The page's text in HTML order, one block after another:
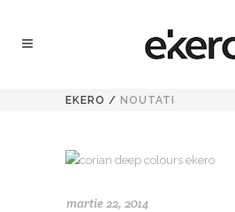
EKERO / NOUTATI
martie 22, 2014